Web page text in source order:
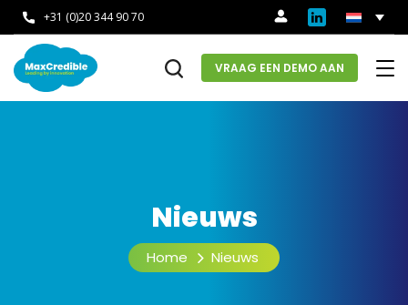
+31 (0)20 344 90 70
VRAAG EEN DEMO AAN
Nieuws
Home Nieuws